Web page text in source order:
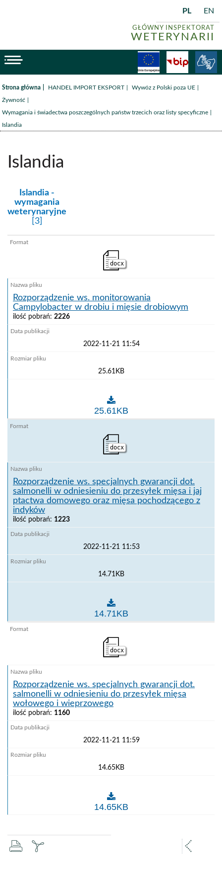
GŁÓWNY INSPEKTORAT
WETERYNARII
PL EN
BiP
Strona główna /HANDEL IMPORT EKSPORT /Wywóz z Polski poza UE
Żywność
Wymagania i świadectwa poszczególnych państw trzecich oraz listy specyficzne
Islandia
Islandia
kategoria:
Islandia -
wymagania
weterynaryjne
[3]
docx
Rozporządzenie ws. monitorowania
Campylobacter w drobiu i mięsie drobiowym
ilość pobrań: 2226
2022-11-21 11:54
25.61KB
Rozporządzenie ws. monitorowania Campylobacter
25.61KB
docx
Rozporządzenie ws. specjalnych gwarancji dot.
salmonelli w odniesieniu do przesyłek mięsa i jaj
ptactwa domowego oraz mięsa pochodzącego z
indyków
ilość pobrań: 1223
2022-11-21 11:53
14.71KB
Rozporządzenie ws. specjalnych gwarancji dot.
14.71KB
docx
Rozporządzenie ws. specjalnych gwarancji dot.
salmonelli w odniesieniu do przesyłek mięsa
wołowego i wieprzowego
ilość pobrań: 1160
2022-11-21 11:59
14.65KB
Rozporządzenie ws. specjalnych gwarancji dot.
14.65KB
drukujzapisz